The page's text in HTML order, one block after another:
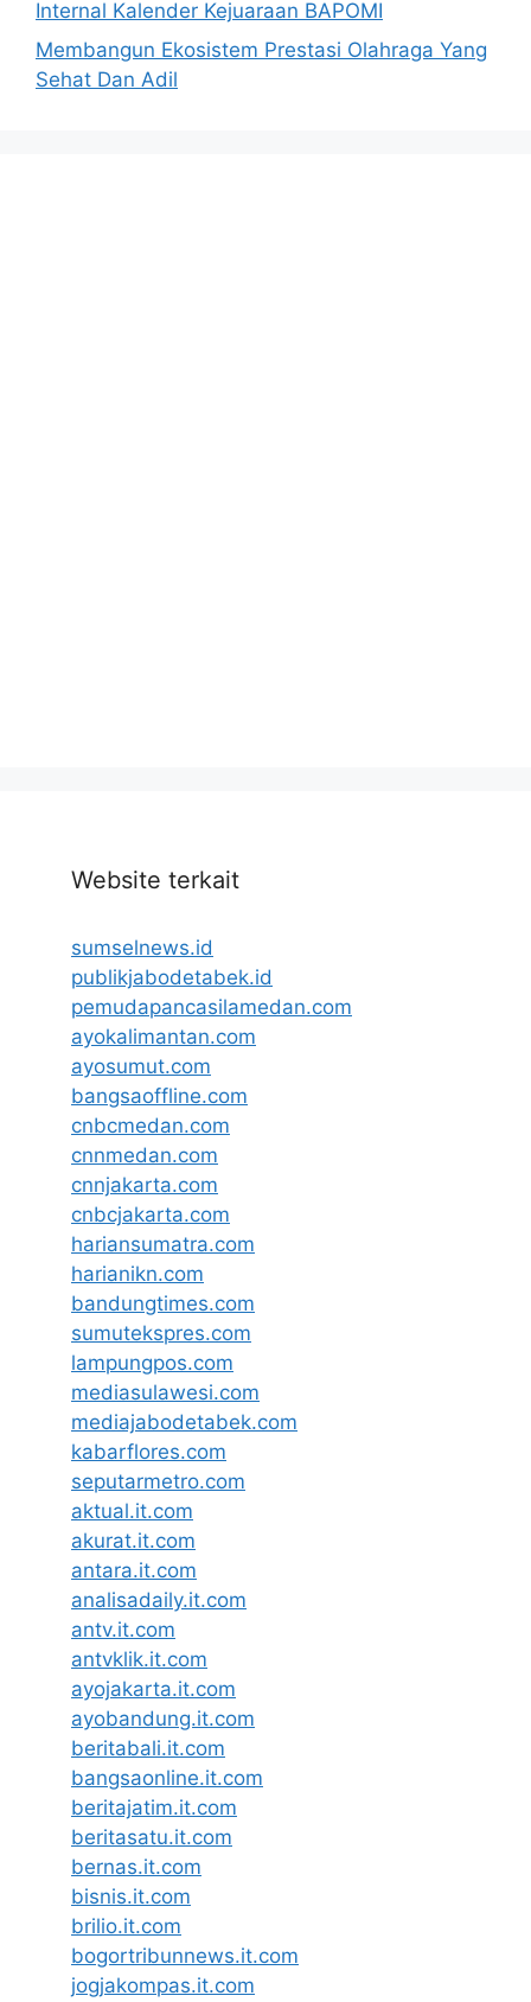
Internal Kalender Kejuaraan BAPOMI
Membangun Ekosistem Prestasi Olahraga Yang
Sehat Dan Adil
Website terkait
sumselnews.id
publikjabodetabek.id
pemudapancasilamedan.com
ayokalimantan.com
ayosumut.com
bangsaoffline.com
cnbcmedan.com
cnnmedan.com
cnnjakarta.com
cnbcjakarta.com
hariansumatra.com
harianikn.com
bandungtimes.com
sumutekspres.com
lampungpos.com
mediasulawesi.com
mediajabodetabek.com
kabarflores.com
seputarmetro.com
aktual.it.com
akurat.it.com
antara.it.com
analisadaily.it.com
antv.it.com
antvklik.it.com
ayojakarta.it.com
ayobandung.it.com
beritabali.it.com
bangsaonline.it.com
beritajatim.it.com
beritasatu.it.com
bernas.it.com
bisnis.it.com
brilio.it.com
bogortribunnews.it.com
jogjakompas.it.com